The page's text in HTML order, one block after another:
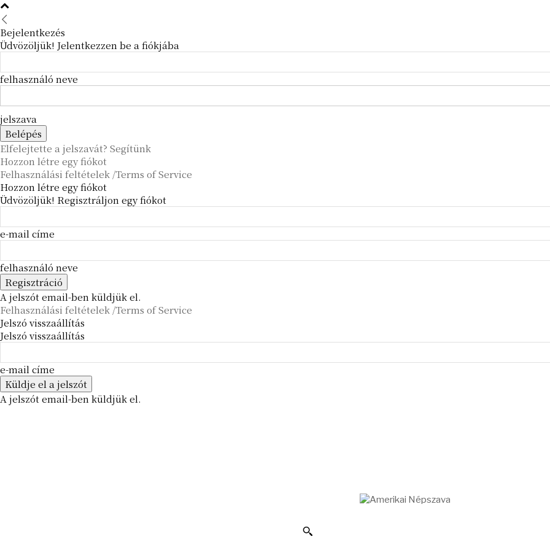
Bejelentkezés
Üdvözöljük! Jelentkezzen be a fiókjába
felhasználó neve
jelszava
Elfelejtette a jelszavát? Segítünk
Hozzon létre egy fiókot
Felhasználási feltételek /Terms of Service
Hozzon létre egy fiókot
Üdvözöljük! Regisztráljon egy fiókot
e-mail címe
felhasználó neve
A jelszót email-ben küldjük el.
Felhasználási feltételek /Terms of Service
Jelszó visszaállítás
Jelszó visszaállítás
e-mail címe
A jelszót email-ben küldjük el.